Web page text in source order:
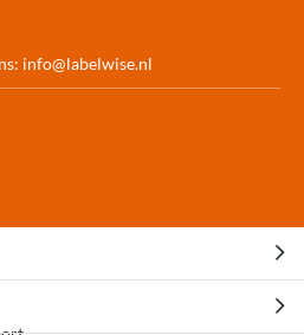
info@labelwise.nl